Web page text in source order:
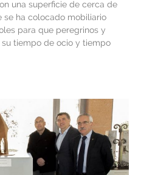
una superficie de cerca de
se ha colocado mobiliario
para que peregrinos y
tiempo de ocio y tiempo